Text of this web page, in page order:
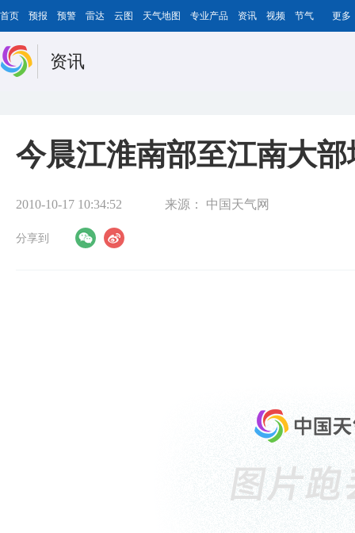
首页 预报 预警 雷达 云图 天气地图 专业产品 资讯 视频 节气 更多
资讯
今晨江淮南部至江南大
2010-10-17 10:34:52 来源： 中国天气网
分享到